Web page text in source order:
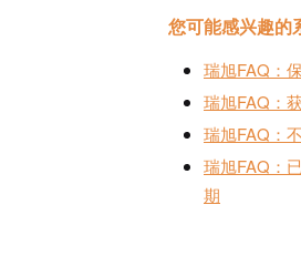
您可能感兴趣的
瑞旭FAQ：
瑞旭FAQ：
瑞旭FAQ：
瑞旭FAQ：
期